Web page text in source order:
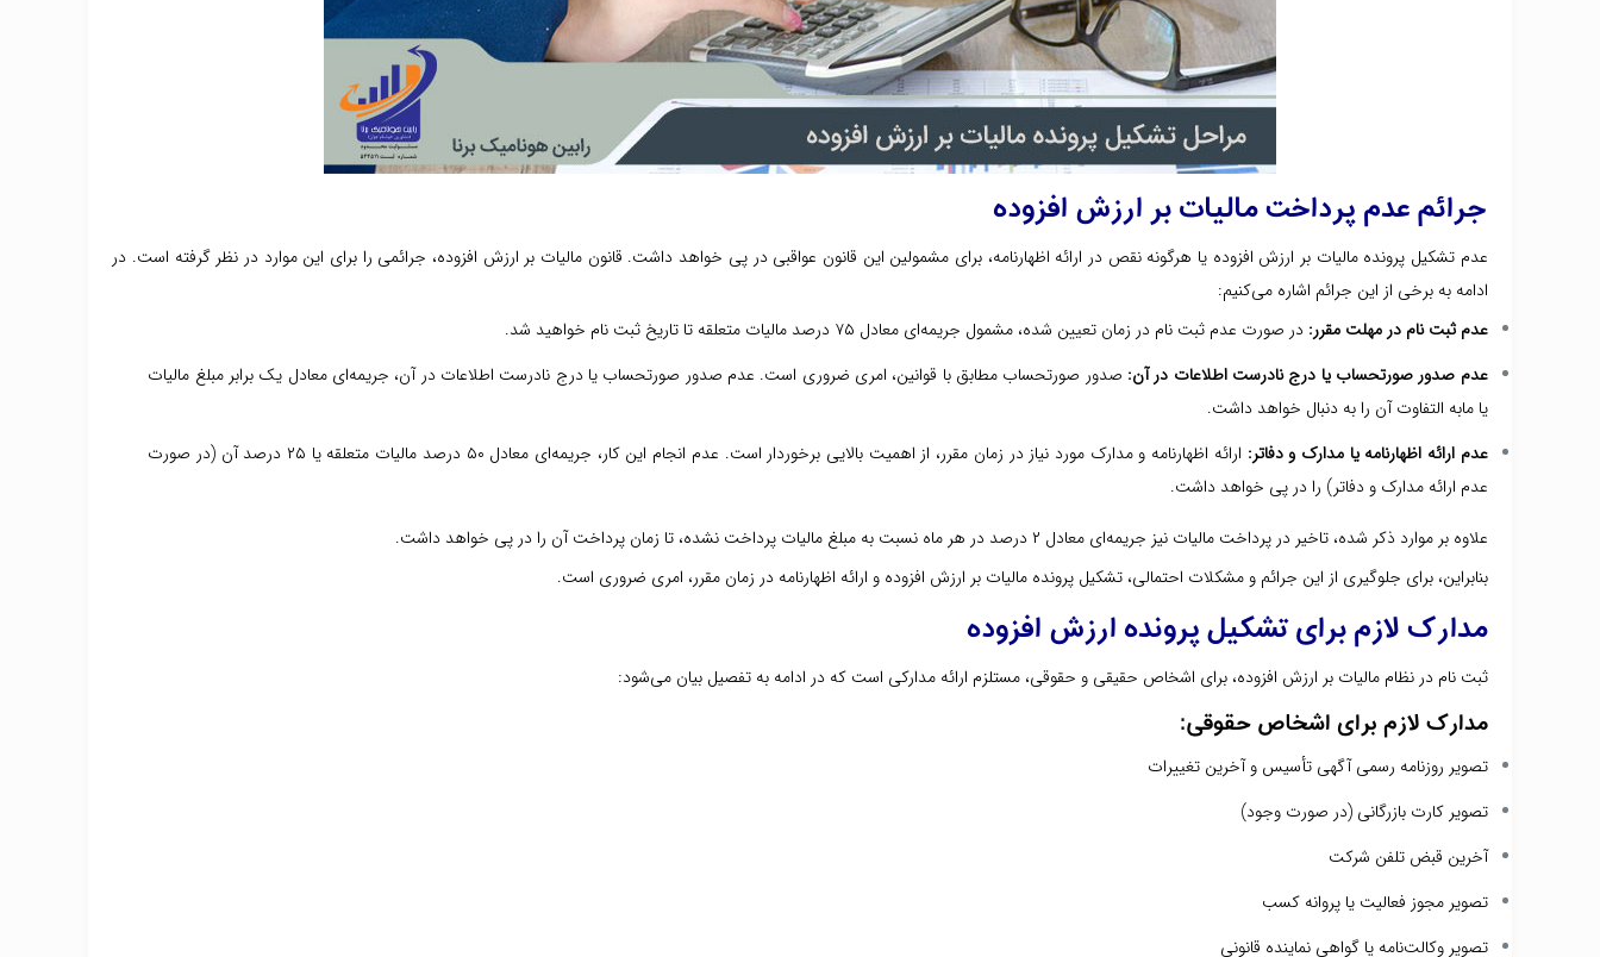
جرائم عدم پرداخت مالیات بر ارزش افزوده
عدم تشکیل پرونده مالیات بر ارزش افزوده یا هرگونه نقص در ارائه اظهارنامه، برای مشمولین این قانون عواقبی در پی خواهد داشت. قانون مالیات بر ارزش افزوده، جرائمی را برای این موارد در نظر گرفته است. در
ادامه به برخی از این جرائم اشاره می‌کنیم:
عدم ثبت نام در مهلت مقرر: در صورت عدم ثبت نام در زمان تعیین شده، مشمول جریمه‌ای معادل ۷۵ درصد مالیات متعلقه تا تاریخ ثبت نام خواهید شد.
عدم صدور صورتحساب یا درج نادرست اطلاعات در آن: صدور صورتحساب مطابق با قوانین، امری ضروری است. عدم صدور صورتحساب یا درج نادرست اطلاعات در آن، جریمه‌ای معادل یک برابر مبلغ مالیات
یا مابه التفاوت آن را به دنبال خواهد داشت.
عدم ارائه اظهارنامه یا مدارک و دفاتر:
ارائه اظهارنامه و مدارک مورد نیاز در زمان مقرر، از اهمیت بالایی برخوردار است. عدم انجام این کار، جریمه‌ای معادل ۵۰ درصد مالیات متعلقه یا ۲۵ درصد آن (در صورت
عدم ارائه مدارک و دفاتر) را در پی خواهد داشت.
علاوه بر موارد ذکر شده، تاخیر در پرداخت مالیات نیز جریمه‌ای معادل ۲ درصد در هر ماه نسبت به مبلغ مالیات پرداخت نشده، تا زمان پرداخت آن را در پی خواهد داشت.
بنابراین، برای جلوگیری از این جرائم و مشکلات احتمالی، تشکیل پرونده مالیات بر ارزش افزوده و ارائه اظهارنامه در زمان مقرر، امری ضروری است.
مدارک لازم برای تشکیل پرونده ارزش افزوده
ثبت نام در نظام مالیات بر ارزش افزوده، برای اشخاص حقیقی و حقوقی، مستلزم ارائه مدارکی است که در ادامه به تفصیل بیان می‌شود:
مدارک لازم برای اشخاص حقوقی:
تصویر روزنامه رسمی آگهی تأسیس و آخرین تغییرات
تصویر کارت بازرگانی (در صورت وجود)
آخرین قبض تلفن شرکت
تصویر مجوز فعالیت یا پروانه کسب
تصویر وکالت‌نامه یا گواهی نماینده قانونی